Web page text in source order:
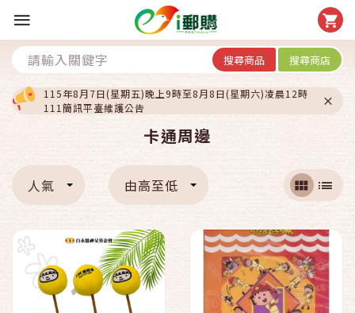
搜尋商品 搜尋商店
115年8月7日(星期五)晚上9時至8月8日(星期六)凌晨12時
111簡訊平臺維護公告
卡通周邊
人氣 由高至低